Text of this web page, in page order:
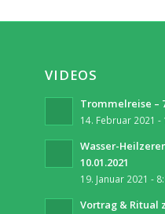
VIDEOS
Trommelreise –
14. Februar 2021 -
Wasser-
10.01.2021
19. Januar 2021 -
Vortrag & Ritual